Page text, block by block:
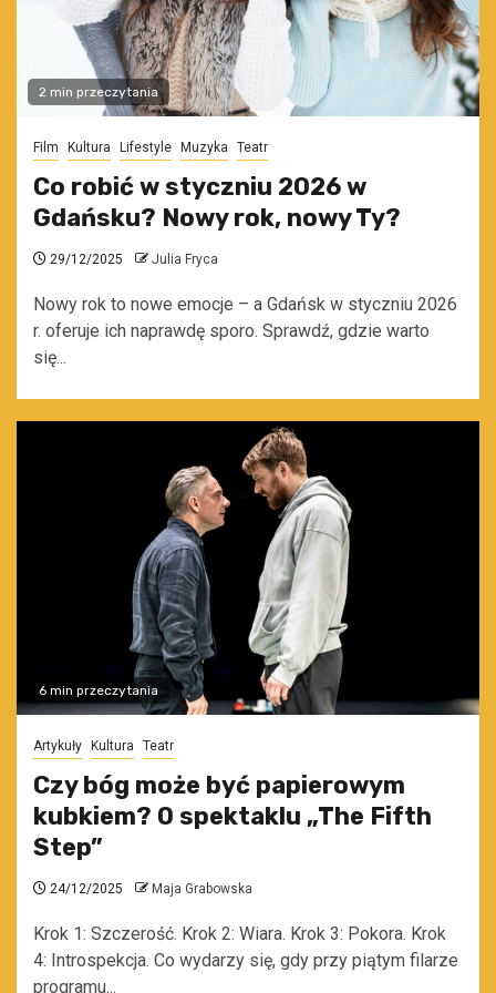
2 min przeczytania
Film Kultura Lifestyle Muzyka Teatr
Co robić w styczniu 2026 w
Gdańsku? Nowy rok, nowy Ty?
29/12/2025 Julia Fryca
Nowy rok to nowe emocje – a Gdańsk w styczniu 2026
r. oferuje ich naprawdę sporo. Sprawdź, gdzie warto
się...
6 min przeczytania
Artykuły Kultura Teatr
Czy bóg może być papierowym
kubkiem? O spektaklu „The Fifth
Step”
24/12/2025 Maja Grabowska
Krok 1: Szczerość. Krok 2: Wiara. Krok 3: Pokora. Krok
4: Introspekcja. Co wydarzy się, gdy przy piątym filarze
programu...